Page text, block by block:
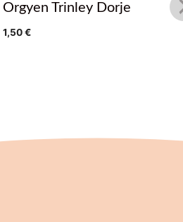
Orgyen Trinley Dorje
1,50€